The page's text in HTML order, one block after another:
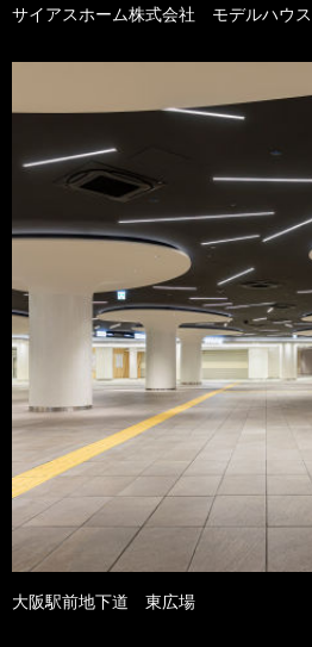
サイアスホーム株式会社 モデルハウス
大阪駅前地下道 東広場